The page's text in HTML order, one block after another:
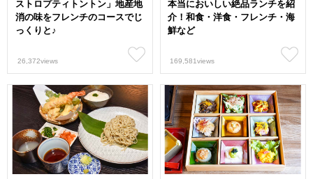
ストロプティトントン」地産地
消の味をフレンチのコースでじ
っくりと♪
26,372views
本当においしい絶品ランチを紹
介！和食・洋食・フレンチ・海
鮮など
169,581views